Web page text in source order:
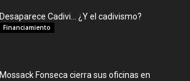
Desaparece Cadivi… ¿Y el cadivismo?
Financiamiento
Mossack Fonseca cierra sus oficinas en